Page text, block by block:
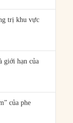
trị khu vực
giới hạn của
của phe